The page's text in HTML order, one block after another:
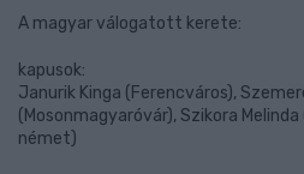
A magyar válogatott kerete:
kapusok:
Janurik Kinga (Ferencváros),
(Mosonmagyaróvár), Szikora
német)